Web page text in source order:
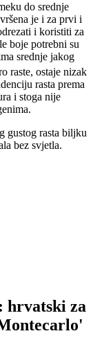
do srednje
je i za prvi i
i koristiti za
boje potrebni su
srednje jakog
raste, ostaje nizak
rasta prema
i stoga nije
gustog rasta biljku
bez svjetla.
hrvatski za